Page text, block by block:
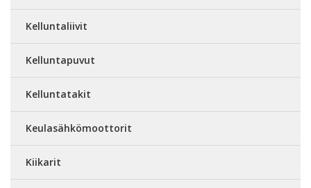
Kelluntaliivit
Kelluntapuvut
Kelluntatakit
Keulasähkömoottorit
Kiikarit